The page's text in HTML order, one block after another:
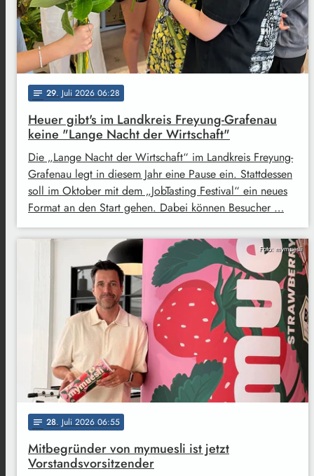
notes 29. Juli 2026 06:28
Heuer gibt's im Landkreis Freyung-Grafenau
keine "Lange Nacht der Wirtschaft"
Die „Lange Nacht der Wirtschaft“ im Landkreis Freyung-
Grafenau legt in diesem Jahr eine Pause ein. Stattdessen
soll im Oktober mit dem „JobTasting Festival“ ein neues
Format an den Start gehen. Dabei können Besucher …
Foto: mymuesli
notes 28. Juli 2026 06:55
Mitbegründer von mymuesli ist jetzt
Vorstandsvorsitzender